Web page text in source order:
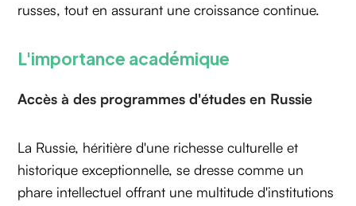
russes, tout en assurant une croissance continue.
L'importance académique
Accès à des programmes d'études en Russie
La Russie, héritière d'une richesse culturelle et
historique exceptionnelle, se dresse comme un
phare intellectuel offrant une multitude d'institutions